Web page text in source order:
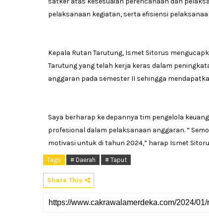
pelaksanaan kegiatan, serta efisiensi
Kepala Rutan Tarutung, Ismet Sitorus
Tarutung yang telah kerja keras dalam
anggaran pada semester II sehingga
Saya berharap ke depannya tim pengelola
profesional dalam pelaksanaan anggaran. “
motivasi untuk di tahun 2024,” harap Ismet
Tags # Daerah # Taput
Share This